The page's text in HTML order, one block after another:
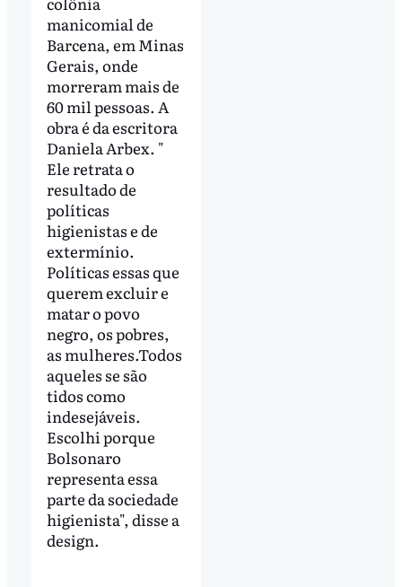
manicomial de
Barcena, em Minas
Gerais, onde
morreram mais de
60 mil pessoas. A
obra é da escritora
Daniela Arbex. "
Ele retrata o
resultado de
políticas
higienistas e de
extermínio.
Políticas essas que
querem excluir e
matar o povo
negro, os pobres,
as mulheres.Todos
aqueles se são
tidos como
indesejáveis.
Escolhi porque
Bolsonaro
representa essa
parte da sociedade
higienista", disse a
design.